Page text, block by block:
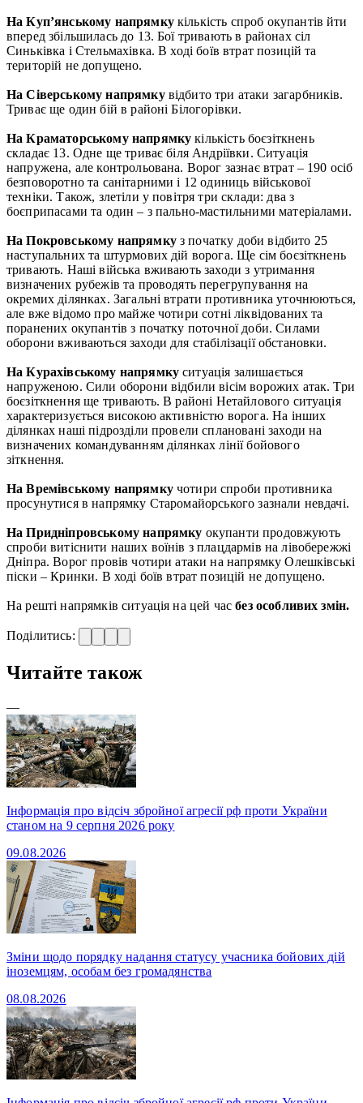
На Куп’янському напрямкукількість спроб окупантів йти
вперед збільшилась до 13. Бої тривають в районах сіл
Синьківка і Стельмахівка. В ході боїв втрат позицій та
територій не допущено.
На Сіверському напрямкувідбито три атаки загарбників.
Триває ще один бій в районі Білогорівки.
На Краматорському напрямку кількість боєзіткнень
складає 13. Одне ще триває біля Андріївки. Ситуація
напружена, але контрольована. Ворог зазнає втрат – 190 осіб
безповоротно та санітарними і 12 одиниць військової
техніки. Також, злетіли у повітря три склади: два з
боєприпасами та один – з пально-мастильними матеріалами.
На Покровському напрямку з початку доби відбито 25
наступальних та штурмових дій ворога. Ще сім боєзіткнень
тривають. Наші війська вживають заходи з утримання
визначених рубежів та проводять перегрупування на
окремих ділянках. Загальні втрати противника уточнюються,
але вже відомо про майже чотири сотні ліквідованих та
поранених окупантів з початку поточної доби. Силами
оборони вживаються заходи для стабілізації обстановки.
На Курахівському напрямку ситуація залишається
напруженою. Сили оборони відбили вісім ворожих атак. Три
боєзіткнення ще тривають. В районі Нетайлового ситуація
характеризується високою активністю ворога. На інших
ділянках наші підрозділи провели сплановані заходи на
визначених командуванням ділянках лінії бойового
зіткнення.
На Времівському напрямкучотири спроби противника
просунутися в напрямку Старомайорського зазнали невдачі.
На Придніпровському напрямку окупанти продовжують
спроби витіснити наших воїнів з плацдармів на лівобережжі
Дніпра. Ворог провів чотири атаки на напрямку Олешківські
піски – Кринки. В ході боїв втрат позицій не допущено.
На решті напрямків ситуація на цей часбез особливих змін.
Поділитись:
Читайте також
—
Інформація про відсіч збройної агресії рф проти України
станом на 9 серпня 2026 року
09.08.2026
Зміни щодо порядку надання статусу учасника бойових дій
іноземцям, особам без громадянства
08.08.2026